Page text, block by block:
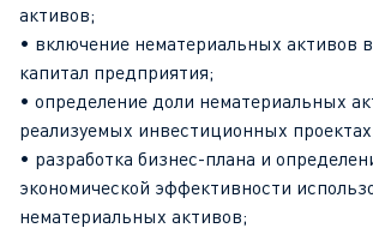
активов;
• включение нематериальных активов
капитал предприятия;
• определение доли нематериальных
реализуемых инвестиционных
• разработка бизнес-плана и
экономической эффективности
нематериальных активов;